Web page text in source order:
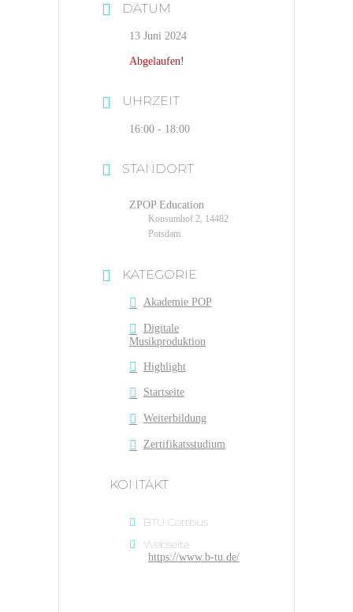
DATUM
13 Juni 2024
Abgelaufen!
UHRZEIT
16:00 - 18:00
STANDORT
ZPOP Education
Konsumhof 2, 14482
Potsdam
KATEGORIE
Akademie POP
Digitale
Musikproduktion
Highlight
Startseite
Weiterbildung
Zertifikatsstudium
KONTAKT
BTU Cottbus
Webseite
https://www.b-tu.de/